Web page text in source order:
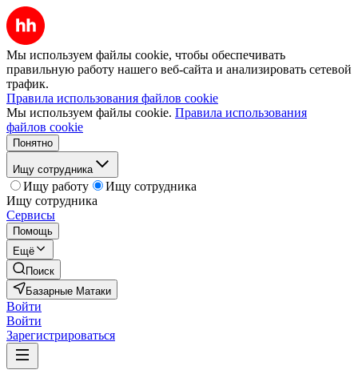
Мы используем файлы cookie, чтобы обеспечивать
правильную работу нашего веб-сайта и анализировать сетевой
трафик.
Правила использования файлов cookie
Мы используем файлы cookie. Правила использования
файлов cookie
Понятно
Ищу сотрудника
Ищу работу
Ищу сотрудника
Ищу сотрудника
Сервисы
Помощь
Ещё
Поиск
Базарные Матаки
Войти
Войти
Зарегистрироваться